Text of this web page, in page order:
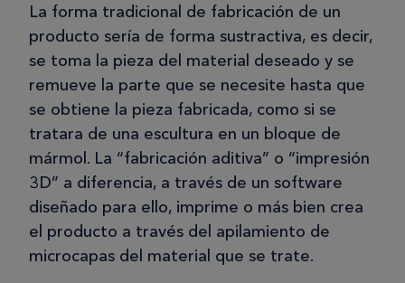
La forma tradicional de fabricación de un
producto sería de forma sustractiva, es decir,
se toma la pieza del material deseado y se
remueve la parte que se necesite hasta que
se obtiene la pieza fabricada, como si se
tratara de una escultura en un bloque de
mármol. La “fabricación aditiva” o “impresión
3D” a diferencia, a través de un software
diseñado para ello, imprime o más bien crea
el producto a través del apilamiento de
microcapas del material que se trate.